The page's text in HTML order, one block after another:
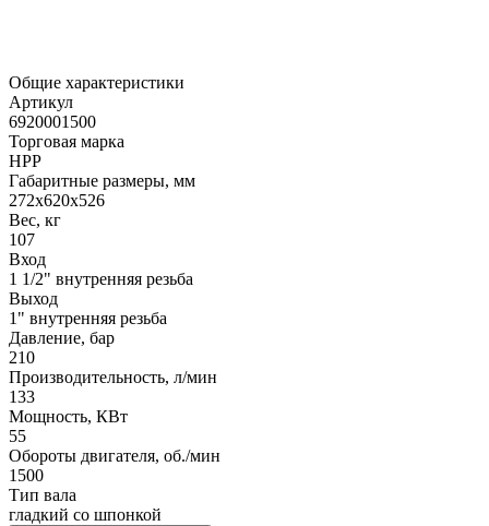
Общие характеристики
Артикул
6920001500
Торговая марка
HPP
Габаритные размеры, мм
272x620x526
Вес, кг
107
Вход
1 1/2" внутренняя резьба
Выход
1" внутренняя резьба
Давление, бар
210
Производительность, л/мин
133
Мощность, КВт
55
Обороты двигателя, об./мин
1500
Тип вала
гладкий со шпонкой